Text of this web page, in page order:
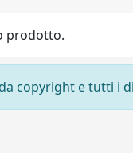
prodotto.
copyright e tutti i